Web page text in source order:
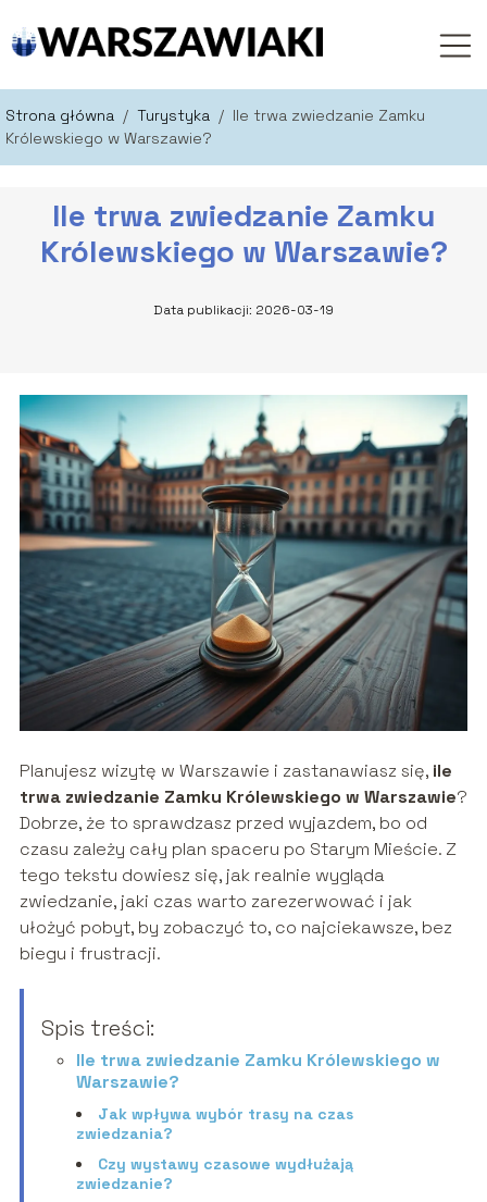
Strona główna / Turystyka / Ile trwa zwiedzanie Zamku
Królewskiego w Warszawie?
Ile trwa zwiedzanie Zamku
Królewskiego w Warszawie?
Data publikacji: 2026-03-19
Planujesz wizytę w Warszawie i zastanawiasz się, ile
trwa zwiedzanie Zamku Królewskiego w Warszawie?
Dobrze, że to sprawdzasz przed wyjazdem, bo od
czasu zależy cały plan spaceru po Starym Mieście. Z
tego tekstu dowiesz się, jak realnie wygląda
zwiedzanie, jaki czas warto zarezerwować i jak
ułożyć pobyt, by zobaczyć to, co najciekawsze, bez
biegu i frustracji.
Spis treści:
Ile trwa zwiedzanie Zamku Królewskiego w
Warszawie?
Jak wpływa wybór trasy na czas
zwiedzania?
Czy wystawy czasowe wydłużają
zwiedzanie?